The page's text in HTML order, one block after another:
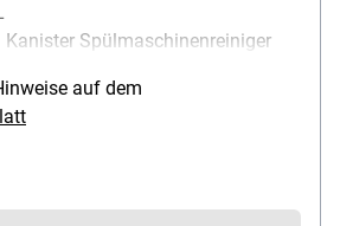
Spülmaschinenreiniger
auf dem